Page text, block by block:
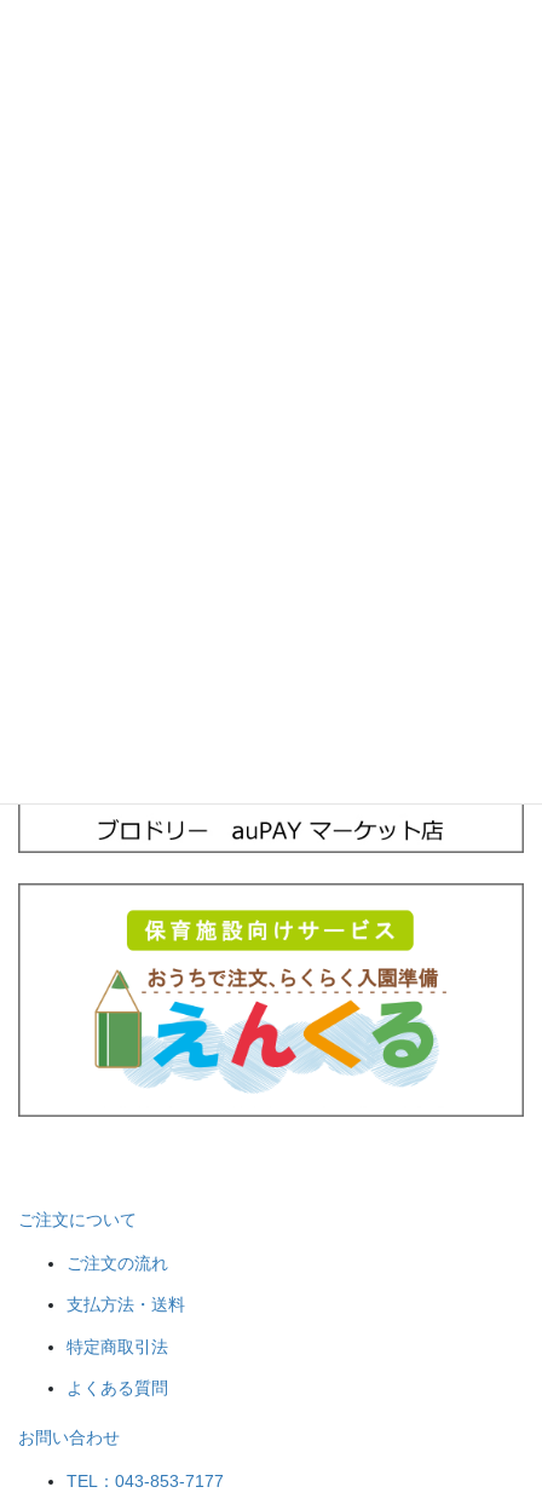
ご注文について
ご注文の流れ
支払方法・送料
特定商取引法
よくある質問
お問い合わせ
TEL：043-853-7177